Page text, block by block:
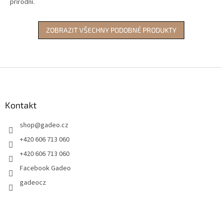
ZOBRAZIT VŠECHNY PODOBNÉ PRODUKTY
Kontakt
shop@gadeo.cz
+420 606 713 060
+420 606 713 060
Facebook Gadeo
gadeocz